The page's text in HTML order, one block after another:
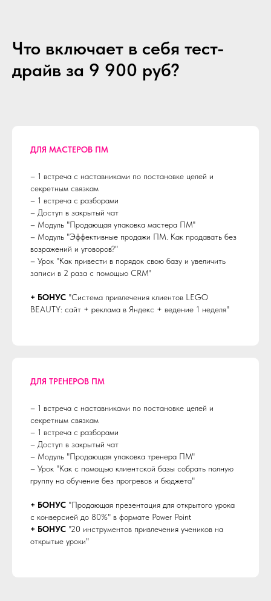
Что включает в себя тест-
драйв за 9 900 руб?
ДЛЯ МАСТЕРОВ ПМ
– 1 встреча с наставниками по постановке целей и
секретным связкам
– 1 встреча с разборами
– Доступ в закрытый чат
– Модуль "Продающая упаковка мастера ПМ"
– Модуль "Эффективные продажи ПМ. Как продавать без
возражений и уговоров?"
– Урок "Как привести в порядок свою базу и увеличить
записи в 2 раза с помощью CRM"
+ БОНУС "Система привлечения клиентов LEGO
BEAUTY: сайт + реклама в Яндекс + ведение 1 неделя"
ДЛЯ ТРЕНЕРОВ ПМ
– 1 встреча с наставниками по постановке целей и
секретным связкам
– 1 встреча с разборами
– Доступ в закрытый чат
– Модуль "Продающая упаковка тренера ПМ"
– Урок "Как с помощью клиентской базы собрать полную
группу на обучение без прогревов и бюджета"
+ БОНУС "Продающая презентация для открытого урока
с конверсией до 80%" в формате Power Point
+ БОНУС "20 инструментов привлечения учеников на
открытые уроки"